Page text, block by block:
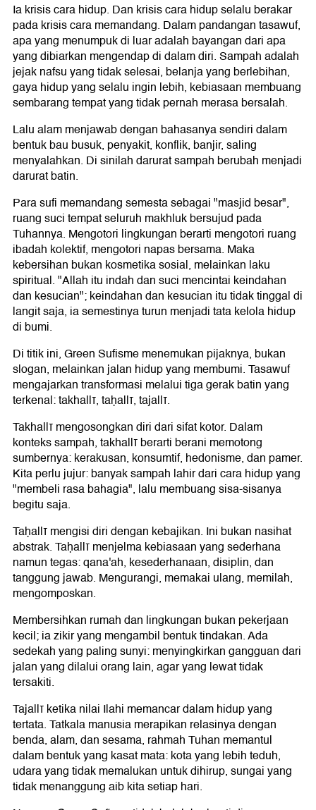
Ia krisis cara hidup. Dan krisis cara hidup selalu berakar
pada krisis cara memandang. Dalam pandangan tasawuf,
apa yang menumpuk di luar adalah bayangan dari apa
yang dibiarkan mengendap di dalam diri. Sampah adalah
jejak nafsu yang tidak selesai, belanja yang berlebihan,
gaya hidup yang selalu ingin lebih, kebiasaan membuang
sembarang tempat yang tidak pernah merasa bersalah.
Lalu alam menjawab dengan bahasanya sendiri dalam
bentuk bau busuk, penyakit, konflik, banjir, saling
menyalahkan. Di sinilah darurat sampah berubah menjadi
darurat batin.
Para sufi memandang semesta sebagai "masjid besar",
ruang suci tempat seluruh makhluk bersujud pada
Tuhannya. Mengotori lingkungan berarti mengotori ruang
ibadah kolektif, mengotori napas bersama. Maka
kebersihan bukan kosmetika sosial, melainkan laku
spiritual. "Allah itu indah dan suci mencintai keindahan
dan kesucian"; keindahan dan kesucian itu tidak tinggal di
langit saja, ia semestinya turun menjadi tata kelola hidup
di bumi.
Di titik ini, Green Sufisme menemukan pijaknya, bukan
slogan, melainkan jalan hidup yang membumi. Tasawuf
mengajarkan transformasi melalui tiga gerak batin yang
terkenal: takhallī, taḥallī, tajallī.
Takhallī mengosongkan diri dari sifat kotor. Dalam
konteks sampah, takhallī berarti berani memotong
sumbernya: kerakusan, konsumtif, hedonisme, dan pamer.
Kita perlu jujur: banyak sampah lahir dari cara hidup yang
"membeli rasa bahagia", lalu membuang sisa-sisanya
begitu saja.
Taḥallī mengisi diri dengan kebajikan. Ini bukan nasihat
abstrak. Taḥallī menjelma kebiasaan yang sederhana
namun tegas: qana'ah, kesederhanaan, disiplin, dan
tanggung jawab. Mengurangi, memakai ulang, memilah,
mengomposkan.
Membersihkan rumah dan lingkungan bukan pekerjaan
kecil; ia zikir yang mengambil bentuk tindakan. Ada
sedekah yang paling sunyi: menyingkirkan gangguan dari
jalan yang dilalui orang lain, agar yang lewat tidak
tersakiti.
Tajallī ketika nilai Ilahi memancar dalam hidup yang
tertata. Tatkala manusia merapikan relasinya dengan
benda, alam, dan sesama, rahmah Tuhan memantul
dalam bentuk yang kasat mata: kota yang lebih teduh,
udara yang tidak memalukan untuk dihirup, sungai yang
tidak menanggung aib kita setiap hari.